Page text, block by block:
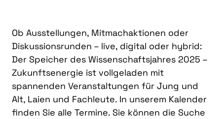
Ob Ausstellungen, Mitmachaktionen oder
Diskussionsrunden – live, digital oder hybrid:
Der Speicher des Wissenschaftsjahres 2025 –
Zukunftsenergie ist vollgeladen mit
spannenden Veranstaltungen für Jung und
Alt, Laien und Fachleute. In unserem Kalender
finden Sie alle Termine. Sie können die Suche